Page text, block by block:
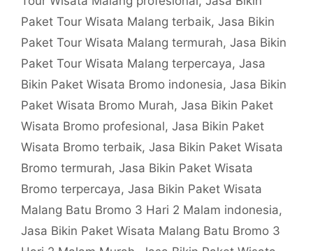
Paket Tour Wisata Malang terbaik, Jasa Bikin
Paket Tour Wisata Malang termurah, Jasa Bikin
Paket Tour Wisata Malang terpercaya, Jasa
Bikin Paket Wisata Bromo indonesia, Jasa Bikin
Paket Wisata Bromo Murah, Jasa Bikin Paket
Wisata Bromo profesional, Jasa Bikin Paket
Wisata Bromo terbaik, Jasa Bikin Paket Wisata
Bromo termurah, Jasa Bikin Paket Wisata
Bromo terpercaya, Jasa Bikin Paket Wisata
Malang Batu Bromo 3 Hari 2 Malam indonesia,
Jasa Bikin Paket Wisata Malang Batu Bromo 3